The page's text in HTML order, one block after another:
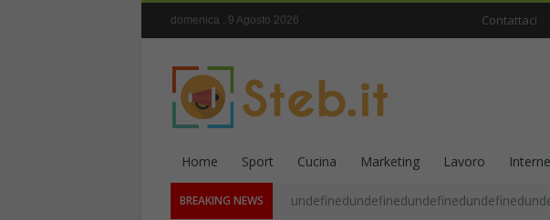
domenica , 9 Agosto 2026 Contattaci
Home Sport Cucina Marketing Lavoro
BREAKING NEWS